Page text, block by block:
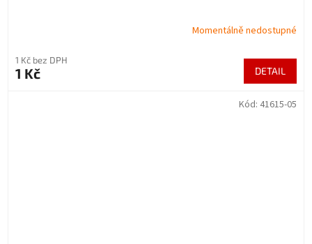
Momentálně nedostupné
1 Kč bez DPH
1 Kč DETAIL
Kód: 41615-05